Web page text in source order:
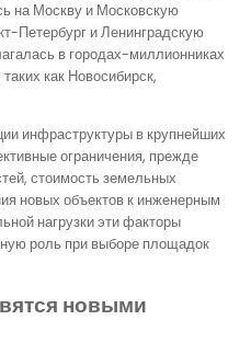
на Москву и Московскую
Петербург и Ленинградскую
в городах-миллионниках
как Новосибирск,
инфраструктуры в крупнейших
ограничения, прежде
стоимость земельных
новых объектов к инженерным
нагрузки эти факторы
роль при выборе площадок
новыми